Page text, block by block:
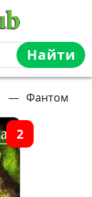
Найти
— Фантом
2